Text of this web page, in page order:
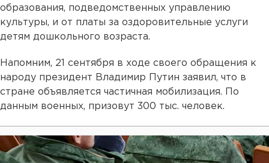
образования, подведомственных управлению
культуры, и от платы за оздоровительные услуги
детям дошкольного возраста.
Напомним, 21 сентября в ходе своего обращения к
народу президент Владимир Путин заявил, что в
стране объявляется частичная мобилизация. По
данным военных, призовут 300 тыс. человек.